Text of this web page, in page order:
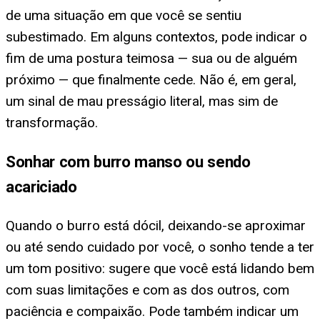
de uma situação em que você se sentiu
subestimado. Em alguns contextos, pode indicar o
fim de uma postura teimosa — sua ou de alguém
próximo — que finalmente cede. Não é, em geral,
um sinal de mau presságio literal, mas sim de
transformação.
Sonhar com burro manso ou sendo
acariciado
Quando o burro está dócil, deixando-se aproximar
ou até sendo cuidado por você, o sonho tende a ter
um tom positivo: sugere que você está lidando bem
com suas limitações e com as dos outros, com
paciência e compaixão. Pode também indicar um